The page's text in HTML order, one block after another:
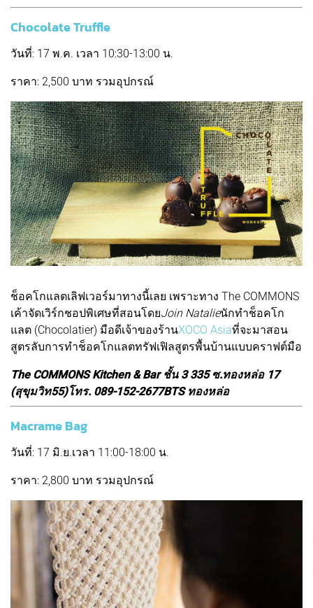
Chocolate Truffle
วันที่: 17 พ.ค. เวลา 10:30-13:00 น.
ราคา: 2,500 บาท รวมอุปกรณ์
ช็อคโกแลตเลิฟเวอร์มาทางนี้เลย เพราะทาง The COMMONS
เค้าจัดเวิร์กชอปพิเศษที่สอนโดยJoin Natalieนักทำช็อคโก
แลต (Chocolatier) มือดีเจ้าของร้านXOCO Asiaที่จะมาสอน
สูตรลับการทำช็อคโกแลตทรัฟเฟิลสูตรพื้นบ้านแบบคราฟต์มือ
The COMMONS Kitchen & Bar ชั้น 3 335 ซ.ทองหล่อ 17
(สุขุมวิท55)โทร. 089-152-2677BTS ทองหล่อ
Macrame Bag
วันที่: 17 มิ.ย.เวลา 11:00-18:00 น.
ราคา: 2,800 บาท รวมอุปกรณ์